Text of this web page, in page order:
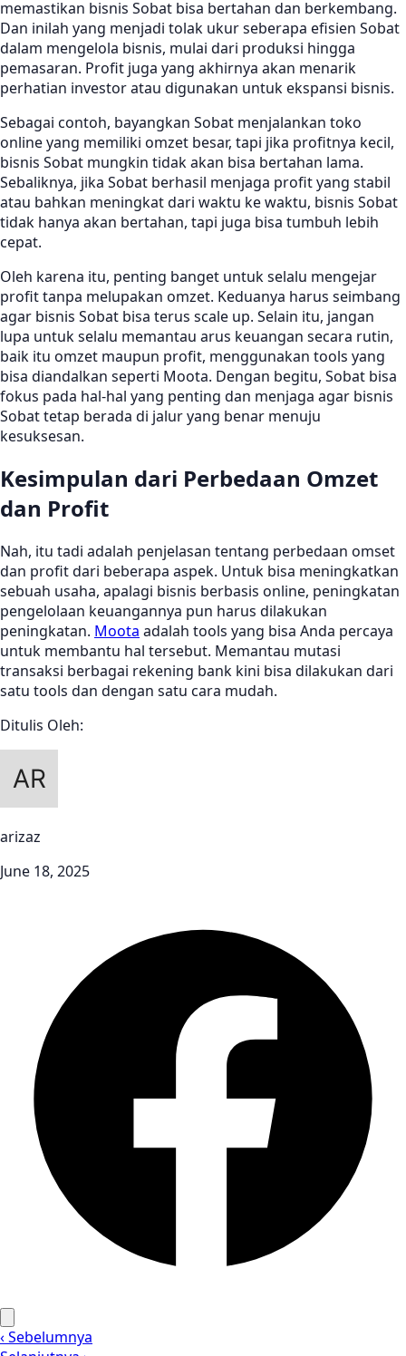
memastikan bisnis Sobat bisa bertahan dan berkembang.
Dan inilah yang menjadi tolak ukur seberapa efisien Sobat
dalam mengelola bisnis, mulai dari produksi hingga
pemasaran. Profit juga yang akhirnya akan menarik
perhatian investor atau digunakan untuk ekspansi bisnis.
Sebagai contoh, bayangkan Sobat menjalankan toko
online yang memiliki omzet besar, tapi jika profitnya kecil,
bisnis Sobat mungkin tidak akan bisa bertahan lama.
Sebaliknya, jika Sobat berhasil menjaga profit yang stabil
atau bahkan meningkat dari waktu ke waktu, bisnis Sobat
tidak hanya akan bertahan, tapi juga bisa tumbuh lebih
cepat.
Oleh karena itu, penting banget untuk selalu mengejar
profit tanpa melupakan omzet. Keduanya harus seimbang
agar bisnis Sobat bisa terus scale up. Selain itu, jangan
lupa untuk selalu memantau arus keuangan secara rutin,
baik itu omzet maupun profit, menggunakan tools yang
bisa diandalkan seperti Moota. Dengan begitu, Sobat bisa
fokus pada hal-hal yang penting dan menjaga agar bisnis
Sobat tetap berada di jalur yang benar menuju
kesuksesan.
Kesimpulan dari Perbedaan Omzet
dan Profit
Nah, itu tadi adalah penjelasan tentang perbedaan omset
dan profit dari beberapa aspek. Untuk bisa meningkatkan
sebuah usaha, apalagi bisnis berbasis online, peningkatan
pengelolaan keuangannya pun harus dilakukan
peningkatan. Moota adalah tools yang bisa Anda percaya
untuk membantu hal tersebut. Memantau mutasi
transaksi berbagai rekening bank kini bisa dilakukan dari
satu tools dan dengan satu cara mudah.
Ditulis Oleh:
arizaz
June 18, 2025
‹ Sebelumnya